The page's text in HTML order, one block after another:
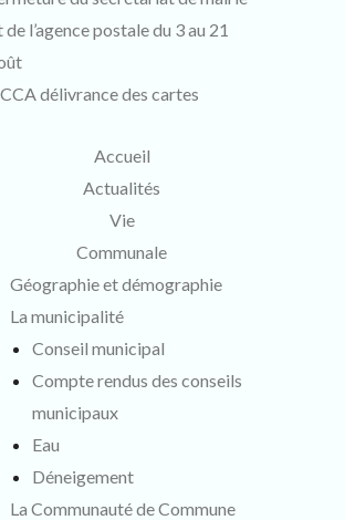
de l’agence postale du 3 au 21
délivrance des cartes
Accueil
Actualités
Vie
Communale
Géographie et démographie
La municipalité
Conseil municipal
Compte rendus des conseils
municipaux
Eau
Déneigement
La Communauté de Commune